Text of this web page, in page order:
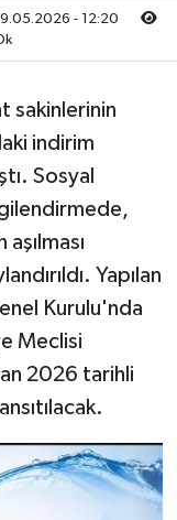
- 12:20
sakinlerinin
indirim
Sosyal
Yapılan
Kurulu'nda
Meclisi
2026 tarihli